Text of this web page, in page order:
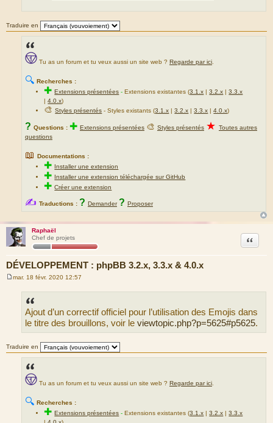
Traduire en
Tu as un forum et tu veux aussi un site web ? Regarde par ici.
🔍 Recherches :
✚Extensions présentées - Extensions existantes (3.1.x |3.2.x |3.3.x
|4.0.x)
🎨Styles présentés - Styles existants (3.1.x |3.2.x |3.3.x |4.0.x)
? Questions : ✚ Extensions présentées 🎨 Styles présentés ★ Toutes autres
questions
📖 Documentations :
✚ Installer une extension
✚ Installer une extension téléchargée sur GitHub
✚Créer une extension
✍ Traductions : ? Demander ? Proposer
Raphaël
Chef de projets
DÉVELOPPEMENT : phpBB 3.2.x, 3.3.x & 4.0.x
Citation
mar. 18 févr. 2020 12:57
Ajout d’un correctif officiel pour l’utilisation des Emojis dans
le titre des brouillons, voir le viewtopic.php?p=5625#p5625.
Traduire en
Tu as un forum et tu veux aussi un site web ? Regarde par ici.
🔍 Recherches :
✚Extensions présentées -Extensions existantes (3.1.x |3.2.x |3.3.x